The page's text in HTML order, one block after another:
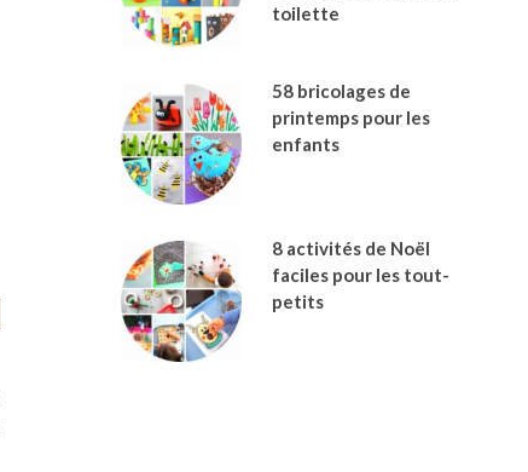
toilette
58 bricolages de
printemps pour les
enfants
8 activités de Noël
faciles pour les tout-
petits